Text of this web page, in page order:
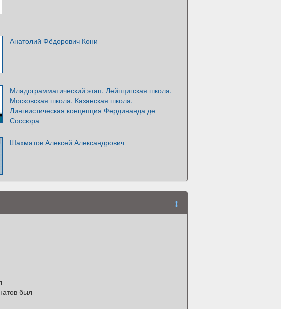
Анатолий Фёдорович Кони
Младограмматический этап. Лейпцигская школа.
Московская школа. Казанская школа.
Лингвистическая концепция Фердинанда де
Соссюра
Шахматов Алексей Александрович
был